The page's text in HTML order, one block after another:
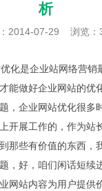
析
2014-07-29 浏览：
化是企业站网络营销
能做好企业网站的优
，企业网站优化很多
开展工作的，作为站
那些有价值的东西，
，好，咱们闲话短续
站内容为用户提供价